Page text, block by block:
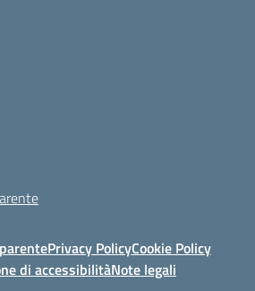
Privacy PolicyCookie Policy
di accessibilitàNote legali